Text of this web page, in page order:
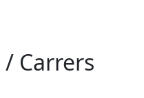
Carrers